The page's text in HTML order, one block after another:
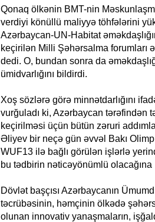
Qonaq ölkənin BMT-nin
verdiyi könüllü maliyyə töhfələrini
Azərbaycan-UN-Habitat
keçirilən Milli Şəhərsalma forumları
dedi. O, bundan sonra da
ümidvarlığını bildirdi.
Xoş sözlərə görə minnətdarlığını
vurğuladı ki, Azərbaycan tərəfindən
keçirilməsi üçün bütün zəruri
Əliyev bir neçə gün əvvəl Bakı
WUF13 ilə bağlı görülən işlərlə
bu tədbirin nəticəyönümlü olacağına
Dövlət başçısı Azərbaycanın
təcrübəsinin, həmçinin ölkədə
olunan innovativ yanaşmaların,